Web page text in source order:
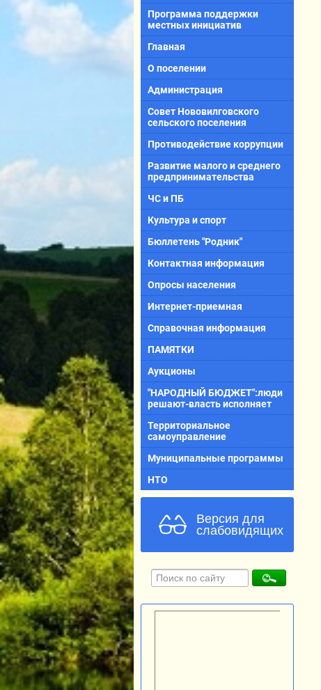
Программа поддержки
местных инициатив
Главная
О поселении
Администрация
Совет Нововилговского
сельского поселения
Противодействие коррупции
Развитие малого и среднего
предпринимательства
ЧС и ПБ
Культура и спорт
Бюллетень "Родник"
Контактная информация
Опросы населения
Интернет-приемная
Справочная информация
ПАМЯТКИ
Аукционы
"НАРОДНЫЙ БЮДЖЕТ":люди
решают-власть исполняет
Территориальное
самоуправление
Муниципальные программы
НТО
Версия для
слабовидящих